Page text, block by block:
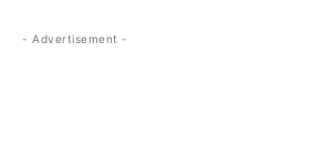
- Advertisement -